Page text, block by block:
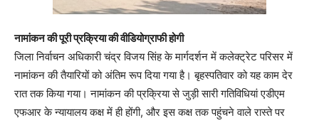
नामांकन की पूरी प्रक्रिया की वीडियोग्राफी होगी
जिला निर्वाचन अधिकारी चंद्र विजय सिंह के मार्गदर्शन में कलेक्ट्रेट परिसर में
नामांकन की तैयारियों को अंतिम रूप दिया गया है। बृहस्पतिवार को यह काम देर
रात तक किया गया। नामांकन की प्रक्रिया से जुड़ी सारी गतिविधियां एडीएम
एफआर के न्यायालय कक्ष में ही होंगी, और इस कक्ष तक पहुंचने वाले रास्ते पर